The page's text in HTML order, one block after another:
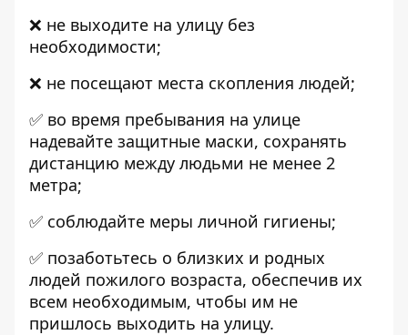
❌ не выходите на улицу без
необходимости;
❌ не посещают места скопления людей;
✅ во время пребывания на улице
надевайте защитные маски, сохранять
дистанцию ​​между людьми не менее 2
метра;
✅ соблюдайте меры личной гигиены;
✅ позаботьтесь о близких и родных
людей пожилого возраста, обеспечив их
всем необходимым, чтобы им не
пришлось выходить на улицу.